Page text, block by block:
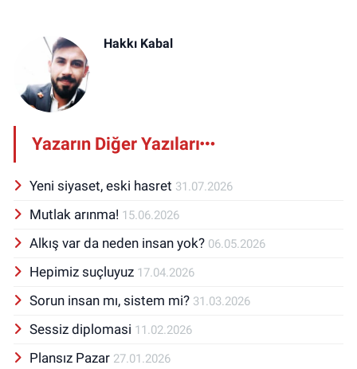
Hakkı Kabal
Yazarın Diğer Yazıları
Yeni siyaset, eski hasret 31.07.2026
Mutlak arınma! 15.06.2026
Alkış var da neden insan yok? 06.05.2026
Hepimiz suçluyuz 17.04.2026
Sorun insan mı, sistem mi? 31.03.2026
Sessiz diplomasi 11.02.2026
Plansız Pazar 27.01.2026